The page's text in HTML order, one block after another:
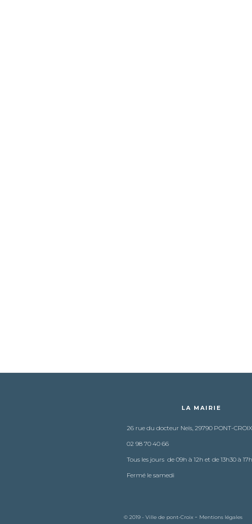
LA MAIRIE
26 rue du docteur Neïs, 29790 PONT-CROIX
02 98 70 40 66
Tous les jours de 09h à 12h et de 13h30 à 17h
Fermé le samedi
© 2019 - Ville de pont-Croix - Mentions légales